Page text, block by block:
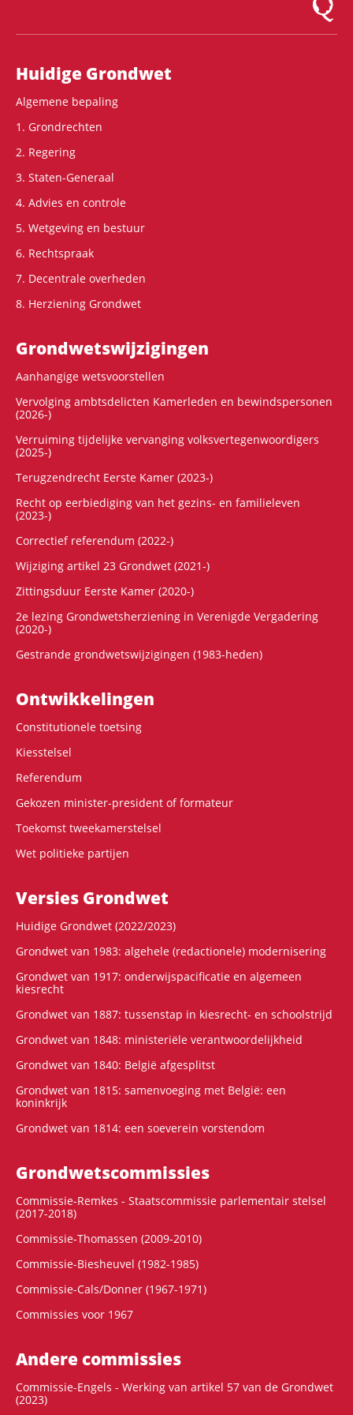
Hoofdnavigatie
Huidige Grondwet
Algemene bepaling
1. Grondrechten
2. Regering
3. Staten-Generaal
4. Advies en controle
5. Wetgeving en bestuur
6. Rechtspraak
7. Decentrale overheden
8. Herziening Grondwet
Grondwets­wijzigingen
Aanhangige wetsvoorstellen
Vervolging ambtsdelicten Kamerleden en bewindspersonen
(2026-)
Verruiming tijdelijke vervanging volksvertegenwoordigers
(2025-)
Terugzendrecht Eerste Kamer (2023-)
Recht op eerbiediging van het gezins- en familieleven
(2023-)
Correctief referendum (2022-)
Wijziging artikel 23 Grondwet (2021-)
Zittingsduur Eerste Kamer (2020-)
2e lezing Grondwetsherziening in Verenigde Vergadering
(2020-)
Gestrande grondwetswijzigingen (1983-heden)
Ontwikke­lingen
Constitutionele toetsing
Kiesstelsel
Referendum
Gekozen minister-president of formateur
Toekomst tweekamerstelsel
Wet politieke partijen
Versies Grondwet
Huidige Grondwet (2022/2023)
Grondwet van 1983: algehele (redactionele) modernisering
Grondwet van 1917: onderwijspacificatie en algemeen
kiesrecht
Grondwet van 1887: tussenstap in kiesrecht- en schoolstrijd
Grondwet van 1848: ministeriële verantwoordelijkheid
Grondwet van 1840: België afgesplitst
Grondwet van 1815: samenvoeging met België: een
koninkrijk
Grondwet van 1814: een soeverein vorstendom
Grondwets­commissies
Commissie-Remkes - Staatscommissie parlementair stelsel
(2017-2018)
Commissie-Thomassen (2009-2010)
Commissie-Biesheuvel (1982-1985)
Commissie-Cals/Donner (1967-1971)
Commissies voor 1967
Andere commissies
Commissie-Engels - Werking van artikel 57 van de Grondwet
(2023)